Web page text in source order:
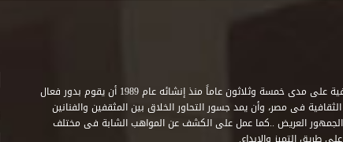
استطاع صندوق التنمية الثقافية على مدى خمسة وثلاثون عاماً منذ إنشائه عام 1989 أن يقوم بدور فعال
فى مصر، وأن يمد جسور التحاور الخلاق بين المثقفين والفنانين
العريض ..كما عمل على الكشف عن المواهب الشابة فى مختلف